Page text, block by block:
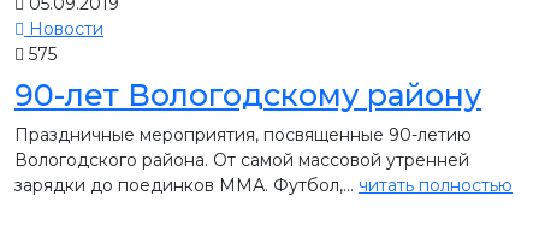
Новости
575
90-лет Вологодскому району
Праздничные мероприятия, посвященные 90-летию
Вологодского района. От самой массовой утренней
зарядки до поединков ММА. Футбол,... читать полностью